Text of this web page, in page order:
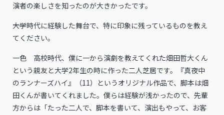
演者の楽しさを知ったのが大きかったです。
――大学時代に経験した舞台で、特に印象に残っているものを教え
てください。
一色 高校時代、僕に一から演劇を教えてくれた畑田哲大くん
という親友と大学2年生の時に作った二人芝居です。『真夜中
のランナーズハイ』（11）というオリジナル作品で、脚本は畑
田くんが書いてくれました。僕らは経験が浅かったので、先輩
方からは「たった二人で、脚本を書いて、演出もやって、お客